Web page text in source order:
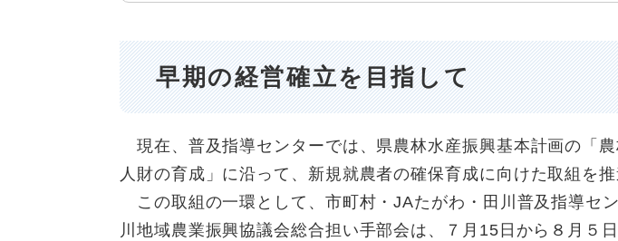
早期の経営確立を目指して
現在、普及指導センターでは、県農林水産振興基本計画の「農
人財の育成」に沿って、新規就農者の確保育成に向けた取組を推
この取組の一環として、市町村・JAたがわ・田川普及指導セ
川地域農業振興協議会総合担い手部会は、７月15日から８月５